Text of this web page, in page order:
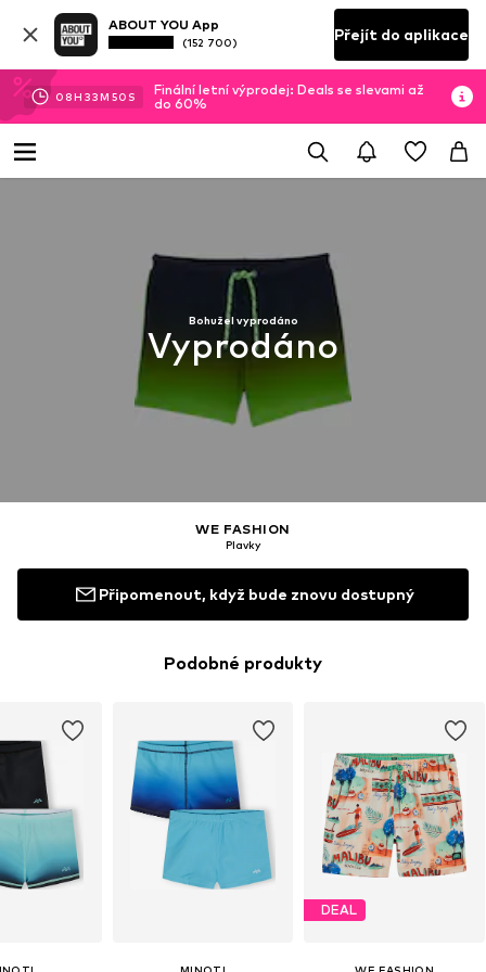
ABOUT YOU App
(152 700) Přejít do aplikace
08H 33M 49 S
Finální letní výprodej: Deals se slevami až
do 60%
Bohužel vyprodáno
Vyprodáno
WE FASHION
Plavky
Připomenout, když bude znovu dostupný
Podobné produkty
DEAL